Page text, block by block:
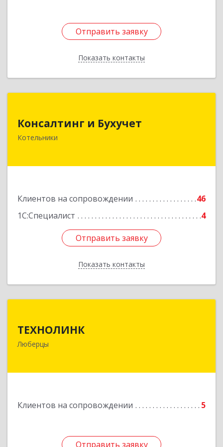
Отправить заявку
Показать контакты
Отправить заявку
Назад
Консалтинг и Бухучет
Котельники
Клиентов на сопровождении
46
1С:Специалист
4
Отправить заявку
Показать контакты
140054, Московская обл, Котельники г,
Подробнее
Отправить заявку
Назад
ТЕХНОЛИНК
Люберцы
Клиентов на сопровождении 5
Отправить заявку
Отправить заявку